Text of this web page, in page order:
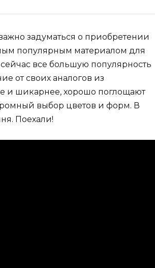
задуматься о приобретении
популярным материалом для
все большую популярность
от своих аналогов из
и шикарнее, хорошо поглощают
выбор цветов и форм. В
Поехали!